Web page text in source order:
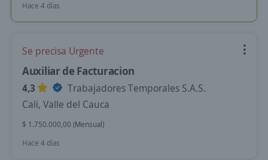
Hace 4 días
Se precisa Urgente
Auxiliar de Facturacion
4,3
Trabajadores Temporales S.A.S.
Cali, Valle del Cauca
$ 1.750.000,00 (Mensual)
Hace 4 días